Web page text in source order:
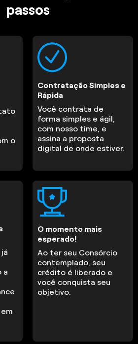
passos
o
Contratação Simples e
Rápida
Você contrata de
forma simples e ágil,
com nosso time, e
assina a proposta
digital de onde estiver.
a
O momento mais
esperado!
Ao ter seu Consórcio
contemplado, seu
crédito é liberado e
você conquista seu
objetivo.